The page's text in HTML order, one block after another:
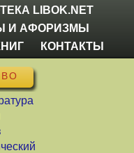
LIBOK.NET
И АФОРИЗМЫ
КОНТАКТЫ